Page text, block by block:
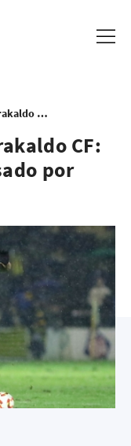
SD Amorebieta 2-2 Barakaldo CF: Tablas en un derbi pasado por agua
CF:
por